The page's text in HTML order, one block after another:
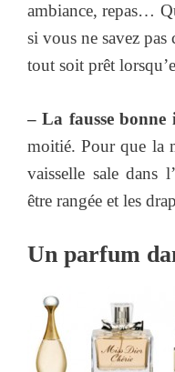
ambiance, repas…
si vous ne savez pas
tout soit prêt
– La fausse bonne
moitié. Pour que la
vaisselle sale dans
être rangée et les
Un parfum